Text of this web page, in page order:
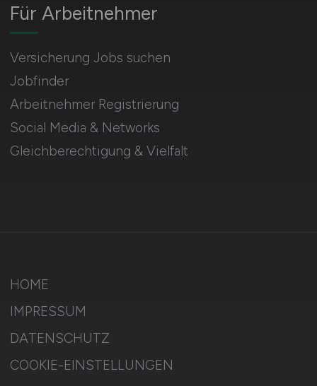
Für Arbeitnehmer
Versicherung Jobs suchen
Jobfinder
Arbeitnehmer Registrierung
Social Media & Networks
Gleichberechtigung & Vielfalt
HOME
IMPRESSUM
DATENSCHUTZ
COOKIE-EINSTELLUNGEN